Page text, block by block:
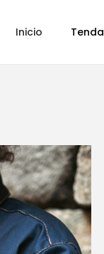
Inicio Tenda